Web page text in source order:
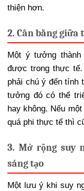
thiện hơn.
2. Cân bằng giữa
Một ý tưởng
được trong thực
phải chú ý đến
tưởng đó có thể
hay không. Nếu
quá phi thực tế thì
3. Mở rộng suy
sáng tạo
Một lưu ý khi suy